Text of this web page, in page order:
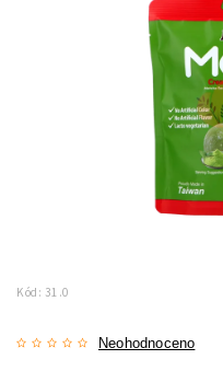
Kód: 31.0
Neohodnoceno